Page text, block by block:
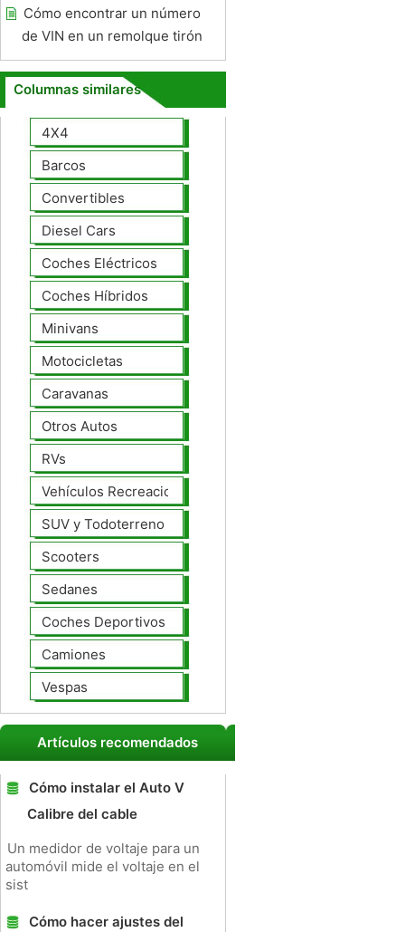
Cómo encontrar un número
de VIN en un remolque tirón
Columnas similares
4X4
Barcos
Convertibles
Diesel Cars
Coches Eléctricos
Coches Híbridos
Minivans
Motocicletas
Caravanas
Otros Autos
RVs
Vehículos Recreacionales
SUV y Todoterreno
Scooters
Sedanes
Coches Deportivos
Camiones
Vespas
Artículos recomendados
Cómo instalar el Auto V
Calibre del cable
Un medidor de voltaje para un
automóvil mide el voltaje en el
sist
Cómo hacer ajustes del